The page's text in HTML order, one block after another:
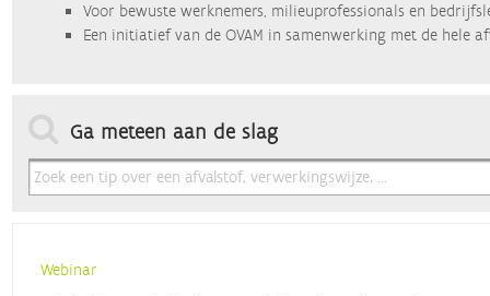
Voor bewuste werknemers, milieuprofessionals en
Een initiatief van de OVAM in samenwerking met de hele
Ga meteen aan de slag
Webinar